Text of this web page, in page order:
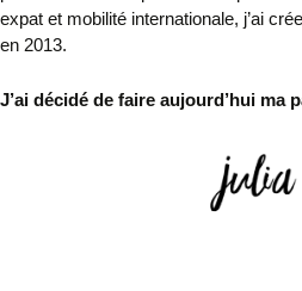
expat et mobilité internationale, j’ai
en 2013.
J’ai décidé de faire aujourd’hui ma